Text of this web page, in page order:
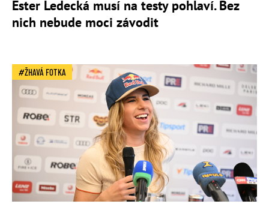
Ester Ledecká musí na testy pohlaví. Bez
nich nebude moci závodit
ŽHAVÁ FOTKA